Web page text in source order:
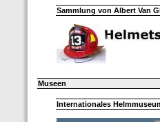
Sammlung von Albert Van
Museen
Internationales